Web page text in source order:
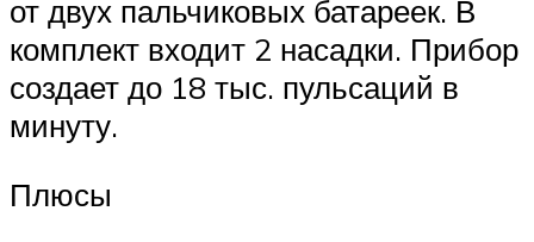
от двух пальчиковых батареек. В
комплект входит 2 насадки. Прибор
создает до 18 тыс. пульсаций в
минуту.
Плюсы